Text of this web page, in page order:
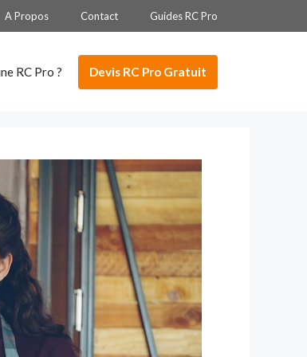
A Propos Contact Guides RC Pro
RC Pro ? Devis RC Pro Gratuit